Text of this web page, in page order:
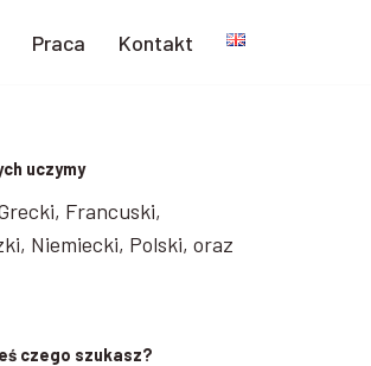
Praca Kontakt
uczymy
Francuski,
Niemiecki, Polski, oraz
czego szukasz?